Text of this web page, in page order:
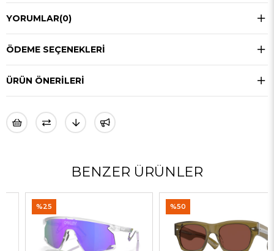
YORUMLAR(0)
ÖDEME SEÇENEKLERI
ÜRÜN ÖNERILERI
BENZER ÜRÜNLER